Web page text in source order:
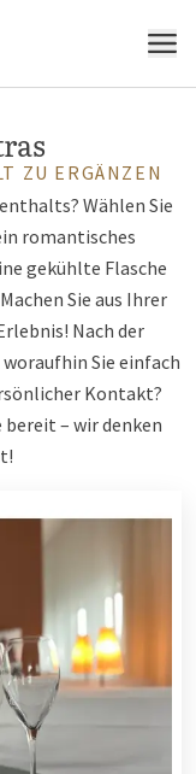
MENÜ
ZU ERGÄNZEN
Wählen Sie
romantisches
gekühlte Flasche
Sie aus Ihrer
Nach der
Sie einfach
Kontakt?
– wir denken